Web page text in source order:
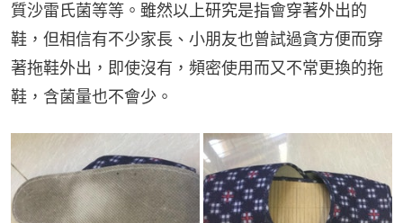
質沙雷氏菌等等。雖然以上研究是指會穿著外出的
鞋，但相信有不少家長、小朋友也曾試過貪方便而穿
著拖鞋外出，即使沒有，頻密使用而又不常更換的拖
鞋，含菌量也不會少。